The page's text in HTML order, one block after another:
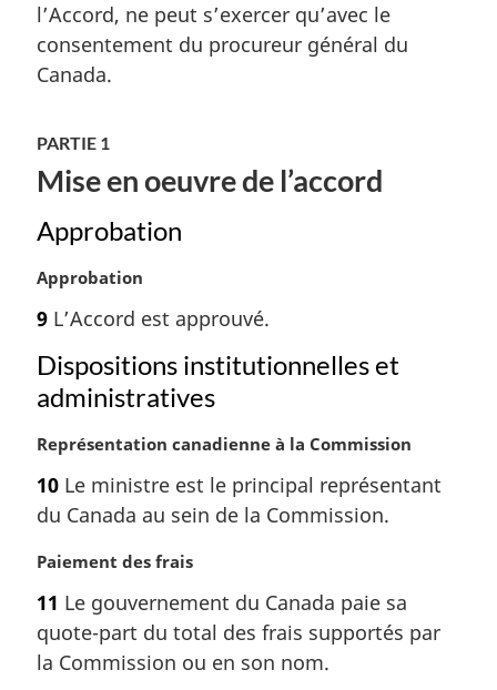
g
i
n
e
:
l’Accord, ne peut s’exercer qu’avec le
consentement du procureur général du
Canada.
PARTIE 1
Mise en oeuvre de l’accord
Approbation
N
t
e
m
a
g
i
n
a
e
:
Approbation
9 L’Accord est approuvé.
Dispositions institutionnelles et
administratives
N
t
e
a
r
g
i
n
Représentation canadienne à la Commission
10 Le ministre est le principal représentant
du Canada au sein de la Commission.
N
t
e
m
Paiement des frais
11 Le gouvernement du Canada paie sa
quote-part du total des frais supportés par
la Commission ou en son nom.